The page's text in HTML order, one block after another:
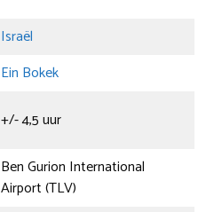
Israël
Ein Bokek
+/- 4,5 uur
Ben Gurion International
Airport (TLV)